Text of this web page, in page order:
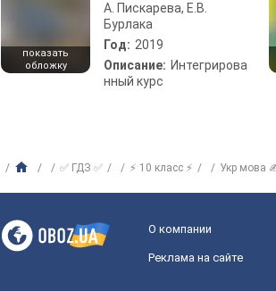
показать
обложку
А. Пискарева, Е.В.
Бурлака
Год: 2019
Описание: Интегрирова
нный курс
✅ ГДЗ ✅ ⚡ 10 класс ⚡ Укр мова
О компании
Реклама на сайте